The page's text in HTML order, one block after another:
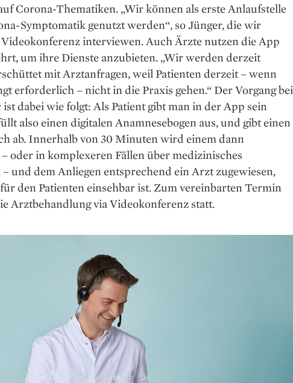
Corona-Thematiken. „Wir können als erste Anlaufstelle
Symptomatik genutzt werden“, so Jünger, die wir
interviewen. Auch Ärzte nutzen die App
um ihre Dienste anzubieten. „Wir werden derzeit
mit Arztanfragen, weil Patienten derzeit – wenn
erforderlich – nicht in die Praxis gehen.“ Der Vorgang bei
dabei wie folgt: Als Patient gibt man in der App sein
also einen digitalen Anamnesebogen aus, und gibt einen
ab. Innerhalb von 30 Minuten wird einem dann
oder in komplexeren Fällen über medizinisches
und dem Anliegen entsprechend ein Arzt zugewiesen,
den Patienten einsehbar ist. Zum vereinbarten Termin
Arztbehandlung via Videokonferenz statt.